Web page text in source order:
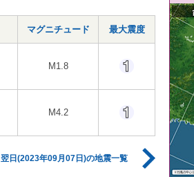
マグニチュード 最大震度
M1.8
M4.2
翌日(2023年09月07日)の地震一覧